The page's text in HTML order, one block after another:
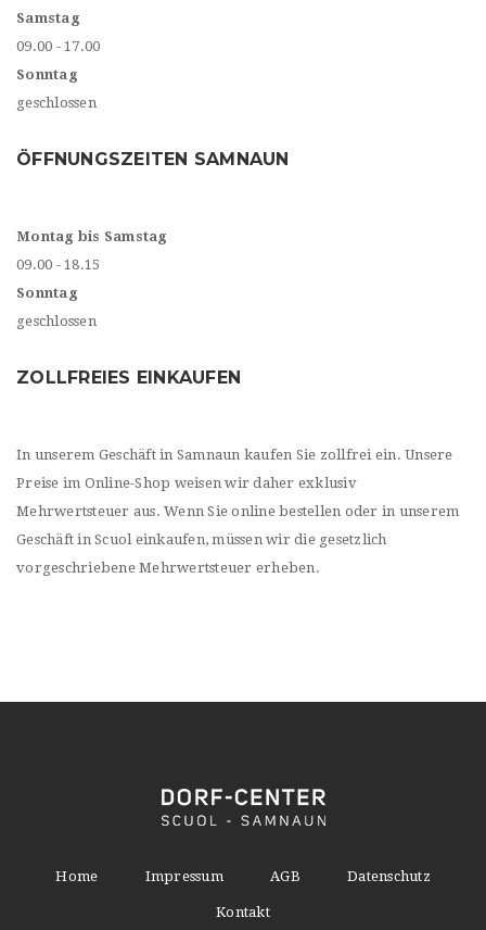
Samstag
09.00 - 17.00
Sonntag
geschlossen
ÖFFNUNGSZEITEN SAMNAUN
Montag bis Samstag
09.00 - 18.15
Sonntag
geschlossen
ZOLLFREIES EINKAUFEN
In unserem Geschäft in Samnaun kaufen Sie zollfrei ein. Unsere
Preise im Online-Shop weisen wir daher exklusiv
Mehrwertsteuer aus. Wenn Sie online bestellen oder in unserem
Geschäft in Scuol einkaufen, müssen wir die gesetzlich
vorgeschriebene Mehrwertsteuer erheben.
Home Impressum AGB Datenschutz
Kontakt